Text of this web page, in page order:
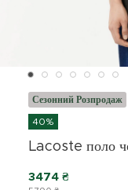
Сезонний Розпродаж
40%
Lacoste поло
3474 ₴